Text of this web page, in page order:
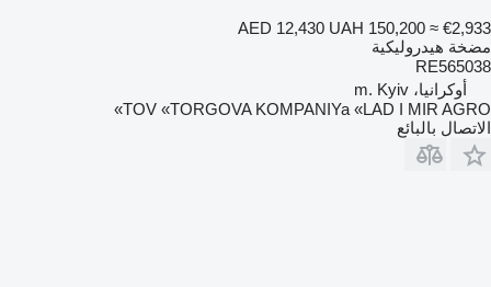
AED 12,430 UAH 150,200 ≈ €2,933
مضخة هيدروليكية
RE565038
أوكرانيا، m. Kyiv
TOV «TORGOVA KOMPANIYa «LAD I MIR AGRO»
الاتصال بالبائع